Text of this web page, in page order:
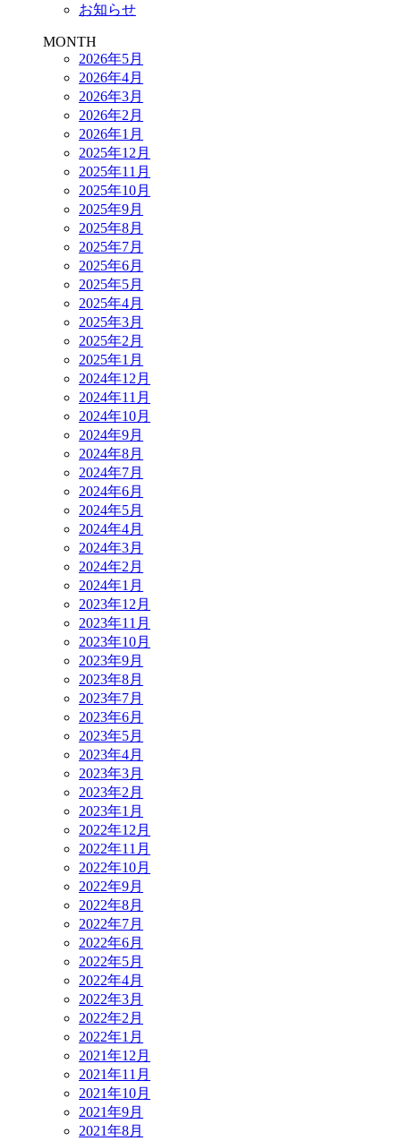
お知らせ
MONTH
2026年5月
2026年4月
2026年3月
2026年2月
2026年1月
2025年12月
2025年11月
2025年10月
2025年9月
2025年8月
2025年7月
2025年6月
2025年5月
2025年4月
2025年3月
2025年2月
2025年1月
2024年12月
2024年11月
2024年10月
2024年9月
2024年8月
2024年7月
2024年6月
2024年5月
2024年4月
2024年3月
2024年2月
2024年1月
2023年12月
2023年11月
2023年10月
2023年9月
2023年8月
2023年7月
2023年6月
2023年5月
2023年4月
2023年3月
2023年2月
2023年1月
2022年12月
2022年11月
2022年10月
2022年9月
2022年8月
2022年7月
2022年6月
2022年5月
2022年4月
2022年3月
2022年2月
2022年1月
2021年12月
2021年11月
2021年10月
2021年9月
2021年8月